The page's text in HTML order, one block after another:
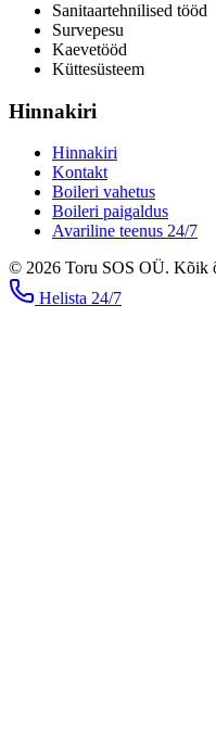
Sanitaartehnilised tööd
Survepesu
Kaevetööd
​Küttesüsteem
Hinnakiri
Hinnakiri
Kontakt
Boileri vahetus
Boileri paigaldus
Avariline teenus 24/7
© 2026 Toru SOS OÜ. Kõik
Helista 24/7